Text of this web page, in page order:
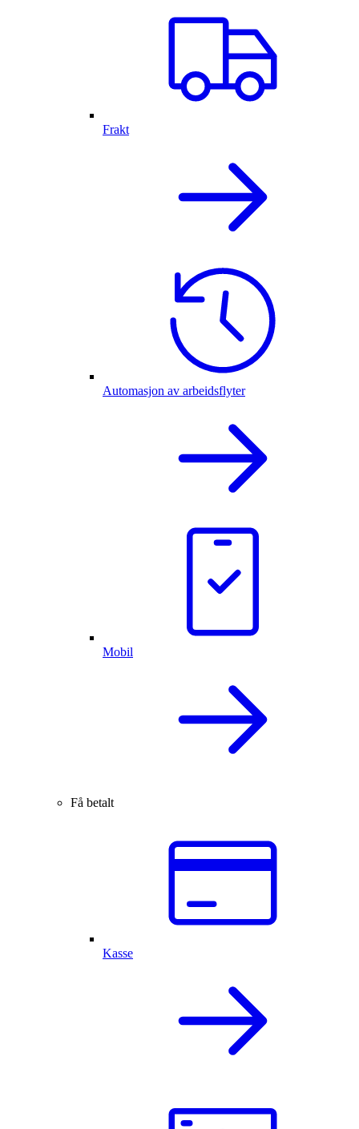
Frakt
Automasjon av arbeidsflyter
Mobil
Få betalt
Kasse